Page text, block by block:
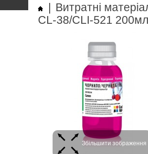
Витратні
CL-38/CLI-521
Збільшити зображення